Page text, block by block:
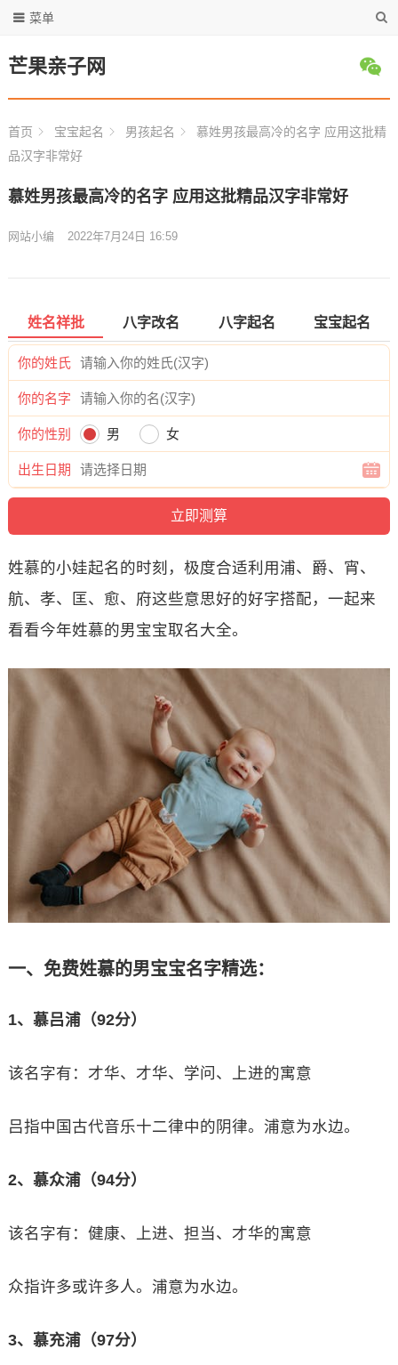
芒果亲子网
菜单
首页 宝宝起名 男孩起名
慕姓男孩最高冷的名字 应用这批精
品汉字非常好
慕姓男孩最高冷的名字 应用这批精品汉字非常好
网站小编 2022年7月24日 16:59
姓名祥批 八字改名 八字起名 宝宝起名
你的姓氏
你的名字
你的性别 男 女
出生日期
姓慕的小娃起名的时刻，极度合适利用浦、爵、宵、
航、孝、匡、愈、府这些意思好的好字搭配，一起来
看看今年姓慕的男宝宝取名大全。
一、免费姓慕的男宝宝名字精选：
1、慕吕浦（92分）
该名字有：才华、才华、学问、上进的寓意
吕指中国古代音乐十二律中的阴律。浦意为水边。
2、慕众浦（94分）
该名字有：健康、上进、担当、才华的寓意
众指许多或许多人。浦意为水边。
3、慕充浦（97分）